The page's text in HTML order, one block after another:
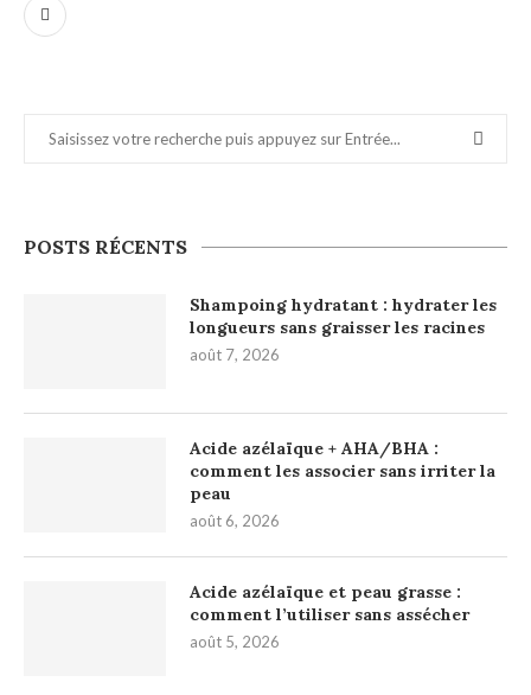
POSTS RÉCENTS
Shampoing hydratant : hydrater les
longueurs sans graisser les racines
août 7, 2026
Acide azélaïque + AHA/BHA :
comment les associer sans irriter la
peau
août 6, 2026
Acide azélaïque et peau grasse :
comment l’utiliser sans assécher
août 5, 2026